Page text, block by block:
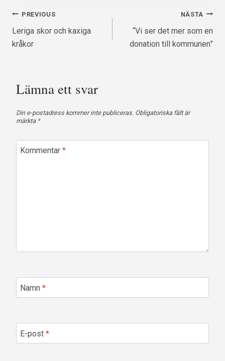
Inläggsnavigering
PREVIOUS
Leriga skor och kaxiga
kråkor
NÄSTA
“Vi ser det mer som en
donation till kommunen”
Lämna ett svar
Din e-postadress kommer inte publiceras. Obligatoriska fält är
märkta *
Kommentar *
Namn *
E-post *